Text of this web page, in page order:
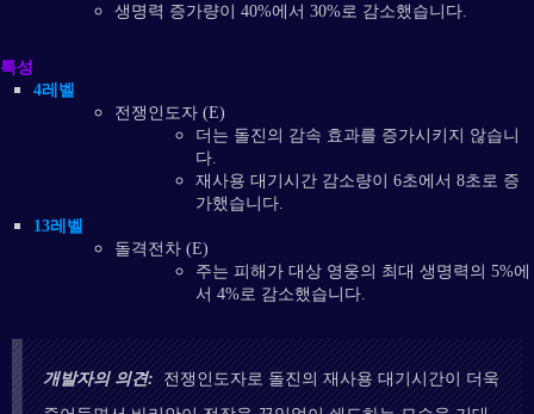
생명력 증가량이 40%에서 30%로 감소했습니다.
특성
4레벨
전쟁인도자 (E)
더는 돌진의 감속 효과를 증가시키지 않습니
다.
재사용 대기시간 감소량이 6초에서 8초로 증
가했습니다.
13레벨
돌격전차 (E)
주는 피해가 대상 영웅의 최대 생명력의 5%에
서 4%로 감소했습니다.
개발자의 의견: 전쟁인도자로 돌진의 재사용 대기시간이 더욱